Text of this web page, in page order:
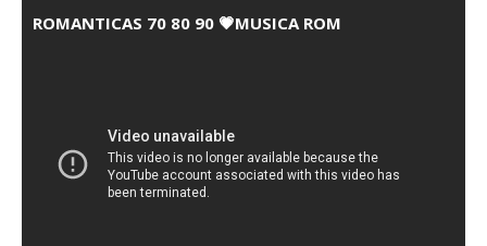
ROMANTICAS 70 80 90 💗MUSICA ROM